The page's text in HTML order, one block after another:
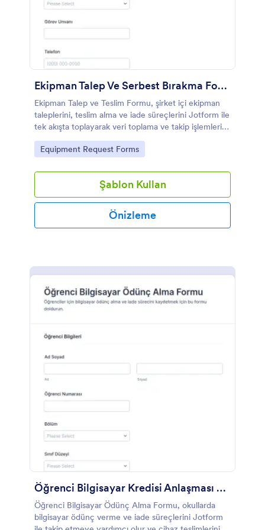
Ekipman Talep Ve Serbest Bırakma Formu
Ekipman Talep ve Teslim Formu, şirket içi ekipman
taleplerini, teslim alma ve iade süreçlerini Jotform ile
tek akışta toplayarak veri toplama ve takip işlemlerini
depo, idari işler ve bilgi işlem ekipleri için kolaylaştırır.
Go to Category:
Equipment Request Forms
Şablon Kullan
Önizleme
Öğrenci Bilgisayar Kredisi Anlaşması Formu 🎓💻
Öğrenci Bilgisayar Ödünç Alma Formu, okullarda
bilgisayar ödünç verme ve iade süreçlerini Jotform